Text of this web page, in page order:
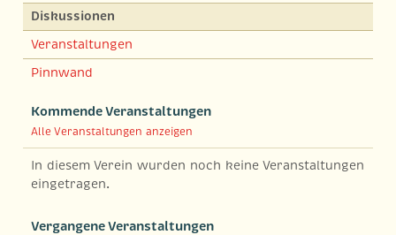
Diskussionen
Veranstaltungen
Pinnwand
Kommende Veranstaltungen
Alle Veranstaltungen anzeigen
In diesem Verein wurden noch keine Veranstaltungen
eingetragen.
Vergangene Veranstaltungen